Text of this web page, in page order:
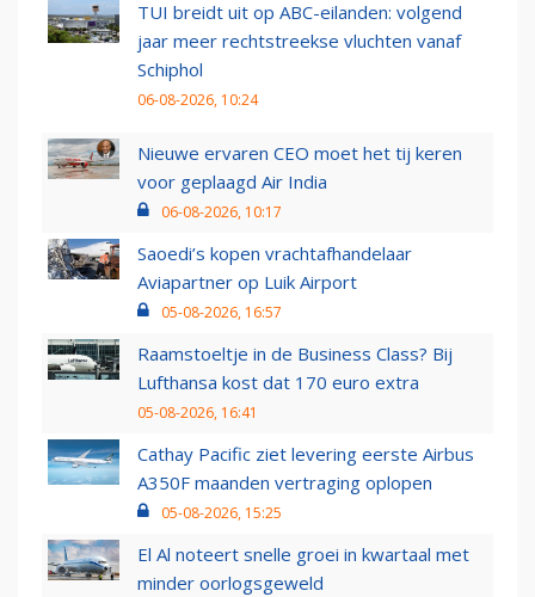
TUI breidt uit op ABC-eilanden: volgend
jaar meer rechtstreekse vluchten vanaf
Schiphol
06-08-2026, 10:24
Nieuwe ervaren CEO moet het tij keren
voor geplaagd Air India
06-08-2026, 10:17
Saoedi’s kopen vrachtafhandelaar
Aviapartner op Luik Airport
05-08-2026, 16:57
Raamstoeltje in de Business Class? Bij
Lufthansa kost dat 170 euro extra
05-08-2026, 16:41
Cathay Pacific ziet levering eerste Airbus
A350F maanden vertraging oplopen
05-08-2026, 15:25
El Al noteert snelle groei in kwartaal met
minder oorlogsgeweld